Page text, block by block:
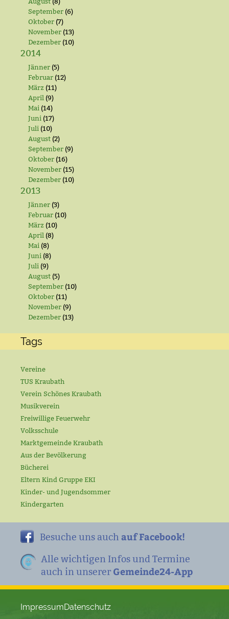
September (6)
Oktober (7)
November (13)
Dezember (10)
2014
Jänner (5)
Februar (12)
März (11)
April (9)
Mai (14)
Juni (17)
Juli (10)
August (2)
September (9)
Oktober (16)
November (15)
Dezember (10)
2013
Jänner (3)
Februar (10)
März (10)
April (8)
Mai (8)
Juni (8)
Juli (9)
August (5)
September (10)
Oktober (11)
November (9)
Dezember (13)
Tags
Vereine
TUS Kraubath
Verein Schönes Kraubath
Musikverein
Freiwillige Feuerwehr
Volksschule
Marktgemeinde Kraubath
Aus der Bevölkerung
Bücherei
Eltern Kind Gruppe EKI
Kinder- und Jugendsommer
Kindergarten
Besuche uns auch auf Facebook!
Alle wichtigen Infos und Termine
auch in unserer Gemeinde24-App
ImpressumDatenschutz